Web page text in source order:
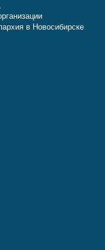
в Новосибирске